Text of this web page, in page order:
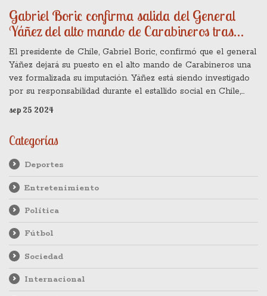
Gabriel Boric confirma salida del General
Yáñez del alto mando de Carabineros tras
formalización
El presidente de Chile, Gabriel Boric, confirmó que el general
Yáñez dejará su puesto en el alto mando de Carabineros una
vez formalizada su imputación. Yáñez está siendo investigado
por su responsabilidad durante el estallido social en Chile,
donde se cometieron violaciones a los derechos humanos.
Este proceso destaca el compromiso del gobierno con la
sep 25 2024
Categorías
Deportes
Entretenimiento
Política
Fútbol
Sociedad
Internacional